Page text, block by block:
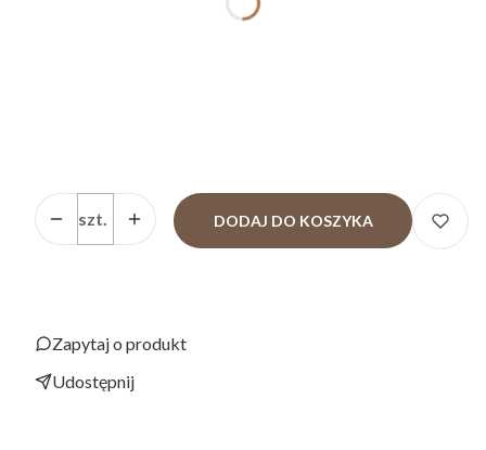
Ilość
szt.
DODAJ DO KOSZYKA
Zapytaj o produkt
Udostępnij